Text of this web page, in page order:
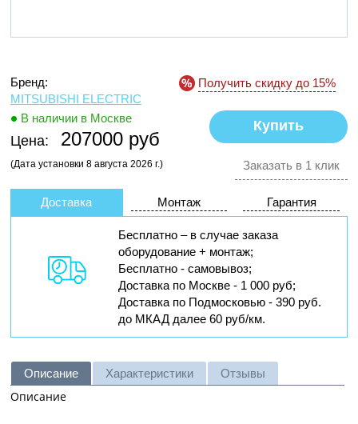
Бренд:
MITSUBISHI ELECTRIC
В наличии в Москве
Цена: 207000 руб
(Дата установки 8 августа 2026 г.)
Получить скидку до 15%
Заказать в 1 клик
Доставка Монтаж Гарантия
Бесплатно – в случае заказа
оборудование + монтаж;
Бесплатно - самовывоз;
Доставка по Москве - 1 000 руб;
Доставка по Подмосковью - 390 руб.
до МКАД далее 60 руб/км.
Описание Характеристики Отзывы
Описание